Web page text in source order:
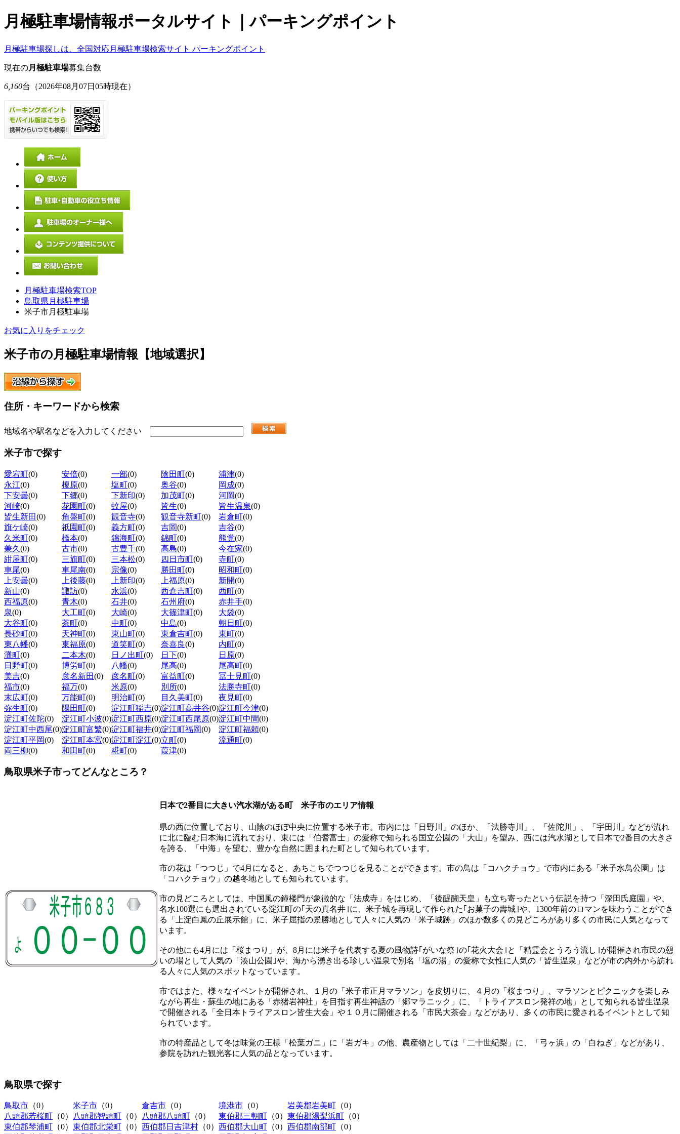
月極駐車場情報ポータルサイト｜パーキングポイント
月極駐車場探しは、全国対応月極駐車場検索サイト パーキングポイント
現在の月極駐車場募集台数
6,160台 （2026年08月07日05時現在）
月極駐車場検索TOP
鳥取県月極駐車場
米子市月極駐車場
お気に入りをチェック
米子市の月極駐車場情報【地域選択】
住所・キーワードから検索
地域名や駅名などを入力してください
米子市で探す
愛宕町(0) 安倍(0) 一部(0) 陰田町(0) 浦津(0)
永江(0) 榎原(0) 塩町(0) 奥谷(0) 岡成(0)
下安曇(0) 下郷(0) 下新印(0) 加茂町(0) 河岡(0)
河崎(0) 花園町(0) 蚊屋(0) 皆生(0) 皆生温泉(0)
皆生新田(0) 角盤町(0) 観音寺(0) 観音寺新町(0) 岩倉町(0)
旗ケ崎(0) 祇園町(0) 義方町(0) 吉岡(0) 吉谷(0)
久米町(0) 橋本(0) 錦海町(0) 錦町(0) 熊党(0)
兼久 (0) 古市(0) 古豊千(0) 高島(0) 今在家(0)
紺屋町(0) 三旗町(0) 三本松(0) 四日市町(0) 寺町(0)
車尾(0) 車尾南(0) 宗像(0) 勝田町(0) 昭和町(0)
上安曇(0) 上後藤(0) 上新印(0) 上福原(0) 新開(0)
新山(0) 諏訪(0) 水浜(0) 西倉吉町(0) 西町(0)
西福原(0) 青木(0) 石井(0) 石州府(0) 赤井手(0)
泉(0) 大工町(0) 大崎(0) 大篠津町(0) 大袋(0)
大谷町(0) 茶町(0) 中町(0) 中島(0) 朝日町(0)
長砂町(0) 天神町(0) 東山町(0) 東倉吉町(0) 東町(0)
東八幡(0) 東福原(0) 道笑町(0) 奈喜良(0) 内町(0)
灘町(0) 二本木(0) 日ノ出町(0) 日下(0) 日原(0)
日野町(0) 博労町(0) 八幡(0) 尾高(0) 尾高町(0)
美吉(0) 彦名新田(0) 彦名町(0) 富益町(0) 冨士見町(0)
福市(0) 福万(0) 米原(0) 別所(0) 法勝寺町(0)
末広町(0) 万能町(0) 明治町(0) 目久美町(0) 夜見町(0)
弥生町(0) 陽田町(0) 淀江町稲吉(0)淀江町高井谷(0)淀江町今津(0)
淀江町佐陀(0) 淀江町小波(0)淀江町西原(0)淀江町西尾原(0)淀江町中間(0)
淀江町中西尾(0)淀江町富繁(0)淀江町福井(0)淀江町福岡(0) 淀江町福頼(0)
淀江町平岡(0) 淀江町本宮(0)淀江町淀江(0)立町(0) 流通町(0)
両三柳(0) 和田町(0) 糀町(0) 葭津(0)
鳥取県米子市ってどんなところ？
日本で2番目に大きい汽水湖がある町 米子市のエリア情報
県の西に位置しており、山陰のほぼ中央に位置する米子市。市内には「日野川」のほか、「法勝寺川」、「佐陀川」、「宇田川」などが流れ
に北に臨む日本海に流れており、東には「伯耆富士」の愛称で知られる国立公園の「大山」を望み、西には汽水湖として日本で2番目の大きさ
を誇る、「中海」を望む、豊かな自然に囲まれた町として知られています。
市の花は「つつじ」で4月になると、あちこちでつつじを見ることができます。市の鳥は「コハクチョウ」で市内にある「米子水鳥公園」は
「コハクチョウ」の越冬地としても知られています。
市の見どころとしては、中国風の鐘楼門が象徴的な「法成寺」をはじめ、「後醍醐天皇」も立ち寄ったという伝説を持つ「深田氏庭園」や、
名水100選にも選出されている淀江町の｢天の真名井｣に、米子城を再現して作られた｢お菓子の壽城｣や、1300年前のロマンを味わうことができ
る「上淀白鳳の丘展示館」に、米子屈指の景勝地として人々に人気の「米子城跡」のほか数多くの見どころがあり多くの市民に人気となって
います。
その他にも4月には「桜まつり」が、8月には米子を代表する夏の風物詩｢がいな祭｣の｢花火大会｣と「精霊会とうろう流し｣が開催され市民の憩
いの場として人気の「湊山公園｣や、海から湧き出る珍しい温泉で別名「塩の湯」の愛称で女性に人気の「皆生温泉」などが市の内外から訪れ
る人々に人気のスポットなっています。
市ではまた、様々なイベントが開催され、１月の「米子市正月マラソン」を皮切りに、４月の「桜まつり」、マラソンとピクニックを楽しみ
ながら再生・蘇生の地にある「赤猪岩神社」を目指す再生神話の「郷マラニック」に、「トライアスロン発祥の地」として知られる皆生温泉
で開催される「全日本トライアスロン皆生大会」や１０月に開催される「市民大茶会」などがあり、多くの市民に愛されるイベントとして知
られています。
市の特産品として冬は味覚の王様「松葉ガニ」に「岩ガキ」の他、農産物としては「二十世紀梨」に、「弓ヶ浜」の「白ねぎ」などがあり、
参院を訪れた観光客に人気の品となっています。
鳥取県で探す
鳥取市 （0） 米子市 （0） 倉吉市 （0） 境港市 （0） 岩美郡岩美町 （0）
八頭郡若桜町 （0） 八頭郡智頭町 （0） 八頭郡八頭町 （0） 東伯郡三朝町 （0） 東伯郡湯梨浜町 （0）
東伯郡琴浦町 （0） 東伯郡北栄町 （0） 西伯郡日吉津村 （0） 西伯郡大山町 （0） 西伯郡南部町 （0）